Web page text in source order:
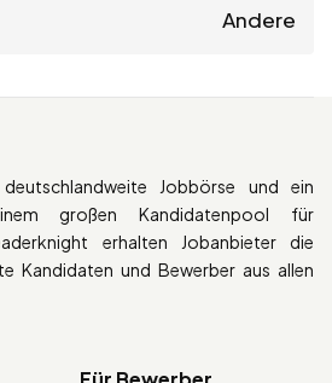
Andere
Jobbörse und ein
großen Kandidatenpool für
erhalten Jobanbieter die
Kandidaten und Bewerber aus allen